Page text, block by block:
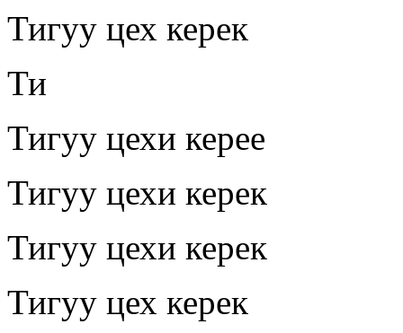
Тигуу цех керек
Ти
Тигуу цехи керее
Тигуу цехи керек
Тигуу цехи керек
Тигуу цех керек